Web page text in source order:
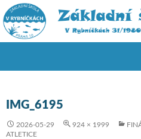
IMG_6195
2026-05-29 924 × 1999
ATLETICE